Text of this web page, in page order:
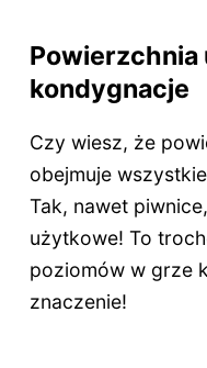
Powierzchnia
kondygnacje
Czy wiesz, że
obejmuje
Tak, nawet
użytkowe! To
poziomów w grze
znaczenie!